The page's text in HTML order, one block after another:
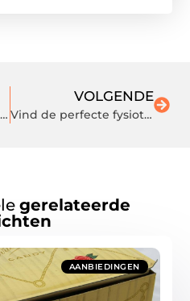
Vochtbestrijding in huis: oplossingen en methoden
VOLGENDE
Vind de perfecte fysiotherapeut in Arnhem: Tips en veelgestelde vragen
gerelateerde
AANBIEDINGEN